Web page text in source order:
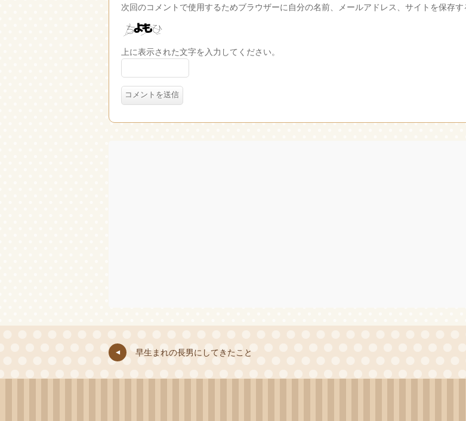
次回のコメントで使用するためブラウザーに自分の名前、メールアドレス、サイトを保存す
上に表示された文字を入力してください。
早生まれの長男にしてきたこと